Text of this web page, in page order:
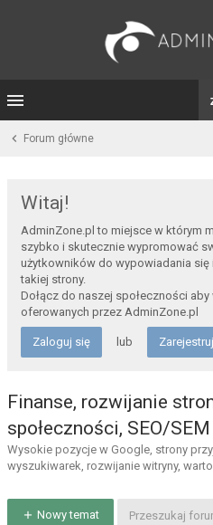
Forum główne
Witaj!
AdminZone.pl to miejsce w którym
szybko i skutecznie wypromować
użytkowników do wypowiadania się
takiej strony.
Dołącz do naszej społeczności aby
oferowanych przez AdminZone.pl
Zaloguj się lub
Finanse, rozwijanie
społeczności, SEO/SEM
Wysokie pozycje w Google, strony
wyszukiwarek, rozwijanie witryny,
Nowy temat